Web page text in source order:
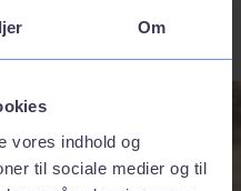
Om
vores indhold og
til sociale medier og til